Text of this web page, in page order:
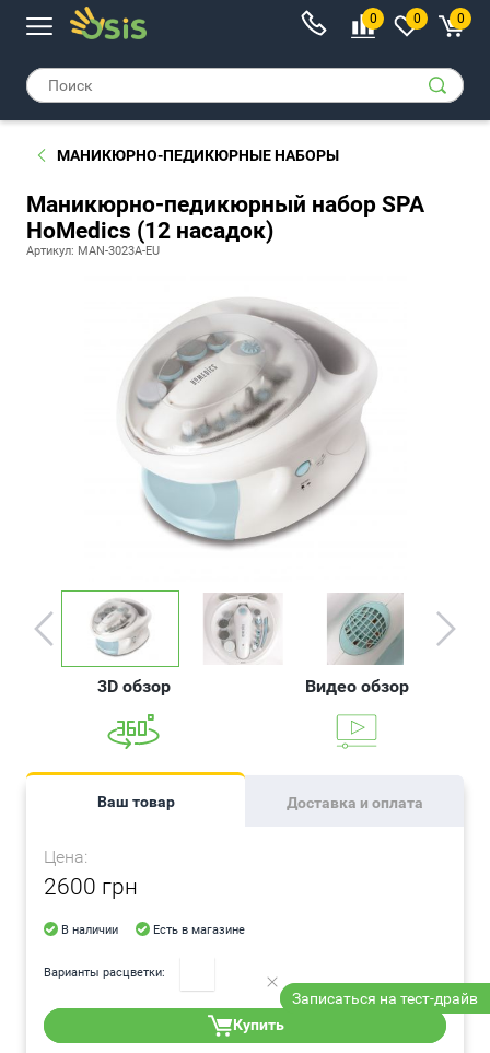
0 0 0
МАНИКЮРНО-ПЕДИКЮРНЫЕ НАБОРЫ
Маникюрно-педикюрный набор SPA
HoMedics (12 насадок)
Артикул: MAN-3023А-EU
3D обзор Видео обзор
Ваш товар Доставка и оплата
Цена:
2600 грн
В наличии Есть в магазине
Варианты расцветки:
Купить
Записаться на тест-драйв